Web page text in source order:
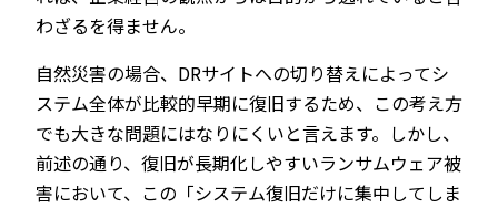
わざるを得ません。
自然災害の場合、DRサイトへの切り替えによってシ
ステム全体が比較的早期に復旧するため、この考え方
でも大きな問題にはなりにくいと言えます。しかし、
前述の通り、復旧が長期化しやすいランサムウェア被
害において、この「システム復旧だけに集中してしま